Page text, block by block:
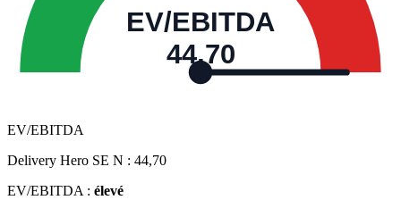
EV/EBITDA
44,70
EV/EBITDA
Delivery Hero SE N : 44,70
EV/EBITDA : élevé